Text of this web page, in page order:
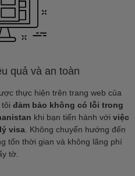
quả và an toàn
thực hiện trên trang web của
đảm bảo không có lỗi trong
khi bạn tiến hành với việc
visa. Không chuyển hướng đến
tốn thời gian và không lãng phí
tờ.